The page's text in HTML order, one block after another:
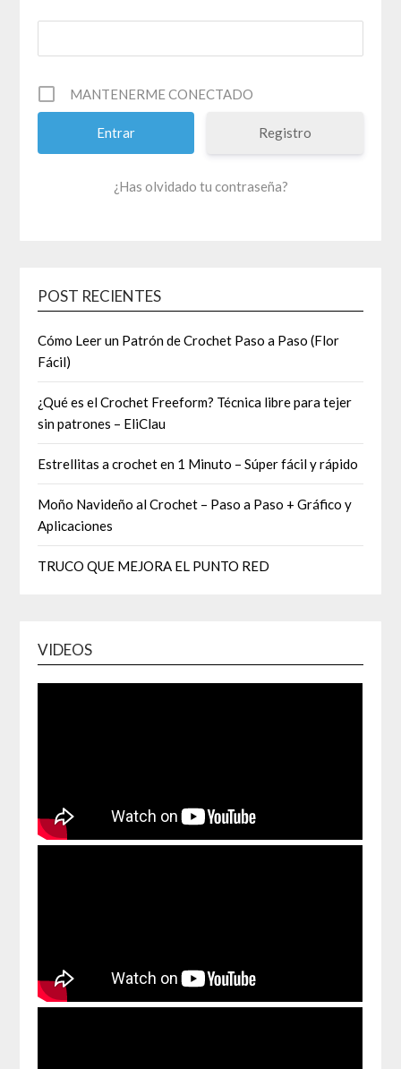
MANTENERME CONECTADO
Registro
¿Has olvidado tu contraseña?
POST RECIENTES
Cómo Leer un Patrón de Crochet Paso a Paso (Flor
Fácil)
¿Qué es el Crochet Freeform? Técnica libre para tejer
sin patrones – EliClau
Estrellitas a crochet en 1 Minuto – Súper fácil y rápido
Moño Navideño al Crochet – Paso a Paso + Gráfico y
Aplicaciones
TRUCO QUE MEJORA EL PUNTO RED
VIDEOS